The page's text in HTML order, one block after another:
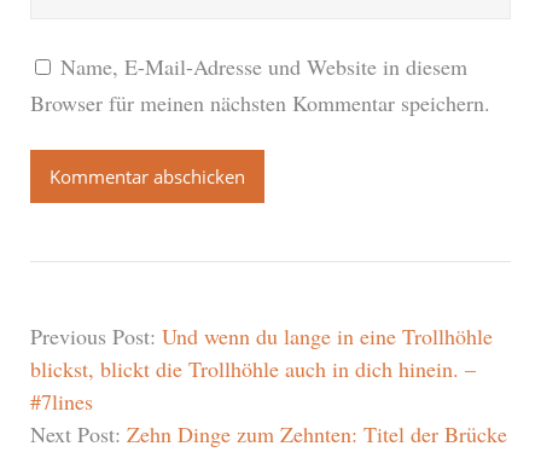
Name, E-Mail-Adresse und Website in diesem
Browser für meinen nächsten Kommentar speichern.
Previous Post: Und wenn du lange in eine Trollhöhle
blickst, blickt die Trollhöhle auch in dich hinein. –
#7lines
Next Post: Zehn Dinge zum Zehnten: Titel der Brücke